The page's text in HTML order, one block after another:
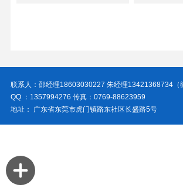
联系人：邵经理18603030227 朱经理13421368734（
QQ ：1357994276 传真：0769-88623959
地址： 广东省东莞市虎门镇路东社区长盛路5号